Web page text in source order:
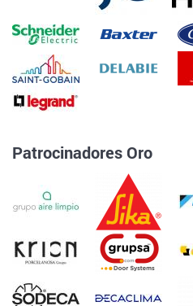
Patrocinadores Oro